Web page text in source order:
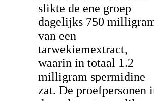
slikte de ene groep
dagelijks 750
van een
tarwekiemextract,
waarin in totaal 1.2
milligram spermidine
zat. De proefpersonen